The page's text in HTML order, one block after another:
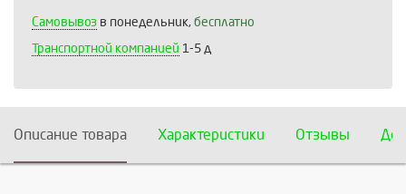
Самовывоз в понедельник, бесплатно
Транспортной компанией 1-5 д
Описание товара Характеристики Отзывы